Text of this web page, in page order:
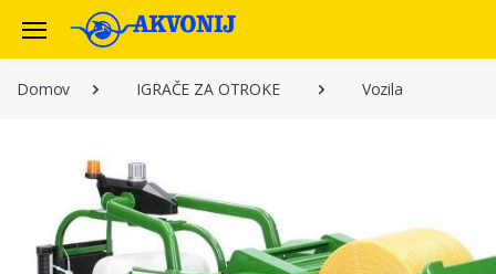
Domov IGRAČE ZA OTROKE Vozila